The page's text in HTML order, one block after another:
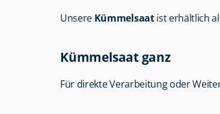
Unsere Kümmelsaat ist erhältlich
Kümmelsaat ganz
Für direkte Verarbeitung oder